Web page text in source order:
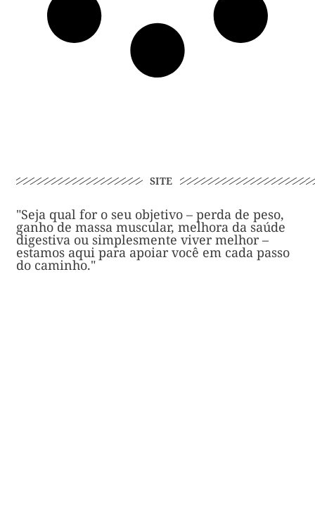
SITE
"Seja qual for o seu objetivo – perda de peso,
ganho de massa muscular, melhora da saúde
digestiva ou simplesmente viver melhor –
estamos aqui para apoiar você em cada passo
do caminho."